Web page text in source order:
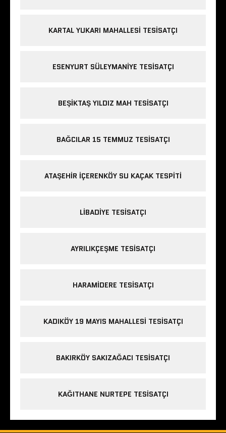
KARTAL YUKARI MAHALLESI TESISATÇI
ESENYURT SÜLEYMANIYE TESISATÇI
BEŞIKTAŞ YILDIZ MAH TESISATÇI
BAĞCILAR 15 TEMMUZ TESISATÇI
ATAŞEHIR IÇERENKÖY SU KAÇAK TESPITI
LIBADIYE TESISATÇI
AYRILIKÇEŞME TESISATÇI
HARAMIDERE TESISATÇI
KADIKÖY 19 MAYIS MAHALLESI TESISATÇI
BAKIRKÖY SAKIZAĞACI TESISATÇI
KAĞITHANE NURTEPE TESISATÇI